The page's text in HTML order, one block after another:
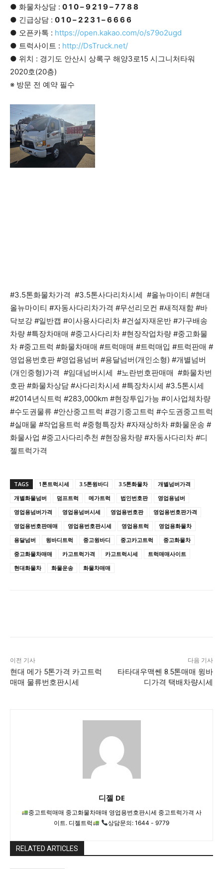
● 화물차상담 : 0 1 0 – 9 2 1 9 – 7 7 8 8
● 긴급상담 : 0 1 0 – 2 2 3 1 – 6 6 6 6
● 오픈카톡 : https://open.kakao.com/o/s79o2ugd
● 트럭사이트 : http://DsTruck.net/
● 위치 : 경기도 안산시 상록구 해양3로15 시그니처타워
2020호(20층)
※ 방문 전 예약 필수
#3.5톤화물차가격 #3.5톤사다리차시세 #올뉴마이티 #현대
올뉴마이티 #자동사다리차가격 #무선리모컨 #새적재함 #바
닥보강 #일반캡 #이사용사다리차 #건설자재운반 #가구배송
차량 #특장차매매 #중고사다리차 #현장작업차량 #중고화물
차 #중고트럭 #화물차매매 #트럭매매 #트럭매입 #트럭판매 #
영업용번호판 #영업용넘버 #용달넘버(개인소형) #개별넘버
(개인중형)가격 #임대넘버시세 #노란번호판매매 #화물차번
호판 #화물차상담 #사다리차시세 #특장차시세 #3.5톤시세
#2014년식트럭 #283,000km #현장투입가능 #이사업체차량
#수도권물류 #안산중고트럭 #경기중고트럭 #수도권중고트럭
#실매물 #작업용트럭 #중형특장차 #자재상하차 #화물운송 #
화물사업 #중고사다리추천 #현장용차량 #자동사다리차 #디
젤트럭가격
TAGS 1톤트럭시세 3.5톤윙바디 3.5톤화물차
개별넘버가격
개별화물넘버
덤프트럭 메가트럭 법인번호판
영업용넘버
영업용넘버가격
영업용넘버시세 영업용번호판
영업용번호판가격
영업용번호판매매
영업용번호판시세 영업용트럭
영업용화물차
용달넘버
윙바디트럭 중고윙바디 중고카고트럭
중고화물차
중고화물차매매
카고트럭가격 카고트럭시세
트럭매매사이트
현대화물차
화물운송 화물차매매
이전 기사
현대 메가 5톤가격 카고트럭
매매 물류번호판시세
다음 기사
타타대우맥쎈 8.5톤매매 윙바
디가격 택배차량시세
디젤 DE
중고트럭매매 중고화물차매매 영업용번호판시세 중고트럭가격 사
이트. 디젤트럭
상담문의: 1644 - 9779
RELATED ARTICLES